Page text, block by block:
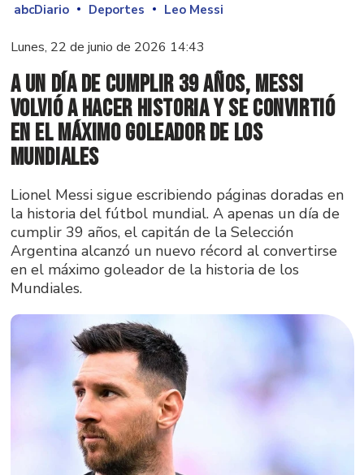
abcDiario Deportes Leo Messi
Lunes, 22 de junio de 2026 14:43
A un día de cumplir 39 años, Messi
volvió a hacer historia y se convirtió
en el máximo goleador de los
Mundiales
Lionel Messi sigue escribiendo páginas doradas en
la historia del fútbol mundial. A apenas un día de
cumplir 39 años, el capitán de la Selección
Argentina alcanzó un nuevo récord al convertirse
en el máximo goleador de la historia de los
Mundiales.